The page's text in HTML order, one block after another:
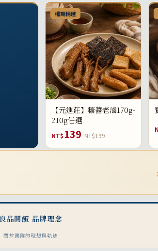
檔期精選
【元進莊】糖醬老滷170g-
210g任選
NT$ 139 NT$199
良品開飯 品牌理念
關於團隊的理想與軌跡